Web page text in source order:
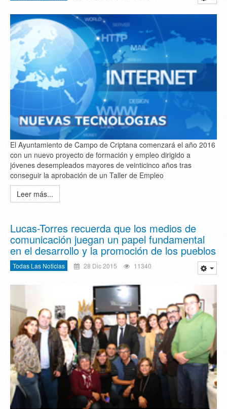
El Ayuntamiento de Campo de Criptana comenzará el año 2016
con un nuevo proyecto de formación y empleo dirigido a
jóvenes desempleados mayores de veinticinco años tras
conseguir la aprobación de un Taller de Empleo
Leer más...
Lucas-Torres recuerda que los medios de
comunicación juegan un papel fundamental
en el desarrollo y la promoción de los pueblos
Todas Las Noticias 28 Dic 2015 11340